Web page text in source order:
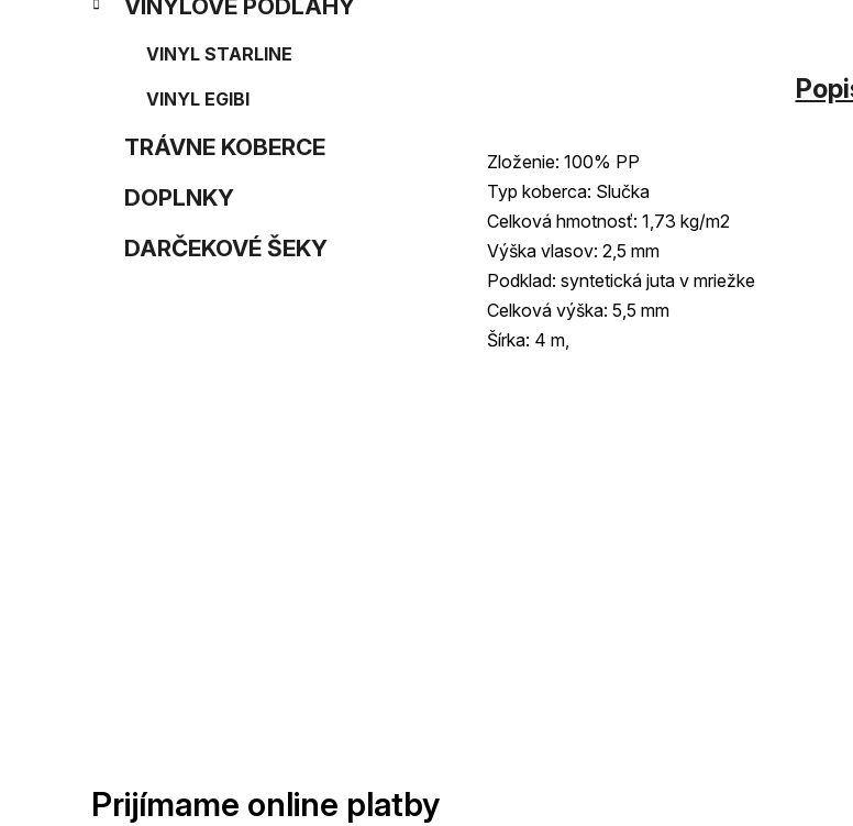
n
VINYLOVÉ PODLAHY
VINYL STARLINE
VINYL EGIBI
TRÁVNE KOBERCE
DOPLNKY
DARČEKOVÉ ŠEKY
Prijímame online platby
Zloženie: 100% PP
Typ koberca: Slučka
Celková hmotnosť: 1,73 kg/m2
Výška vlasov: 2,5 mm
Podklad: syntetická juta v mriežke
Celková výška: 5,5 mm
Šírka: 4 m,